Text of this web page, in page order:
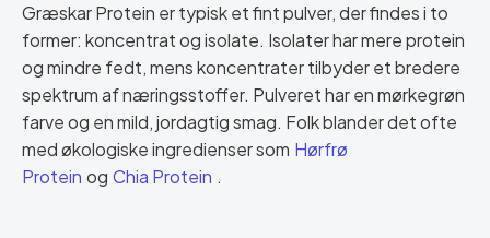
Græskar Protein er typisk et fint pulver, der findes i to
former: koncentrat og isolate. Isolater har mere protein
og mindre fedt, mens koncentrater tilbyder et bredere
spektrum af næringsstoffer. Pulveret har en mørkegrøn
farve og en mild, jordagtig smag. Folk blander det ofte
med økologiske ingredienser som Hørfrø
Protein og Chia Protein .